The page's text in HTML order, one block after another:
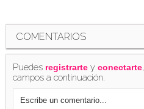
COMENTARIOS
Puedes registrarte yconectarte
campos a continuación.